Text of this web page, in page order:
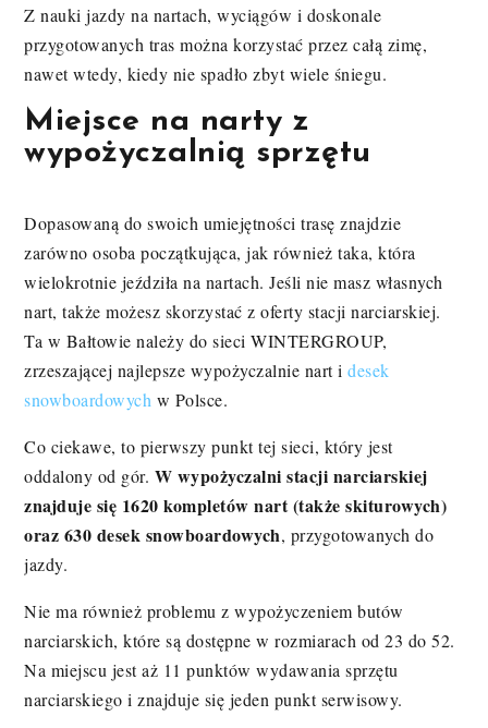
Z nauki jazdy na nartach, wyciągów i doskonale
przygotowanych tras można korzystać przez całą zimę,
nawet wtedy, kiedy nie spadło zbyt wiele śniegu.
Miejsce na narty z
wypożyczalnią sprzętu
Dopasowaną do swoich umiejętności trasę znajdzie
zarówno osoba początkująca, jak również taka, która
wielokrotnie jeździła na nartach. Jeśli nie masz własnych
nart, także możesz skorzystać z oferty stacji narciarskiej.
Ta w Bałtowie należy do sieci WINTERGROUP,
zrzeszającej najlepsze wypożyczalnie nart idesek
snowboardowych w Polsce.
Co ciekawe, to pierwszy punkt tej sieci, który jest
oddalony od gór. W wypożyczalni stacji narciarskiej
znajduje się 1620 kompletów nart (także skiturowych)
oraz 630 desek snowboardowych, przygotowanych do
jazdy.
Nie ma również problemu z wypożyczeniem butów
narciarskich, które są dostępne w rozmiarach od 23 do 52.
Na miejscu jest aż 11 punktów wydawania sprzętu
narciarskiego i znajduje się jeden punkt serwisowy.